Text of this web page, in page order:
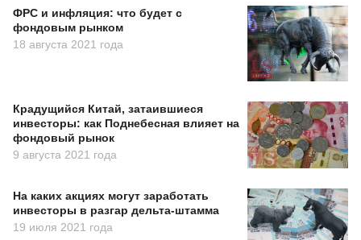
ФРС и инфляция: что будет с
фондовым рынком
18 августа 2021 года
Крадущийся Китай, затаившиеся
инвесторы: как Поднебесная влияет на
фондовый рынок
9 августа 2021 года
На каких акциях могут заработать
инвесторы в разгар дельта-штамма
19 июля 2021 года